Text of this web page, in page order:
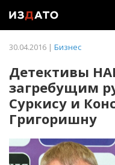
30.04.2016 | Бизнес
Детективы
загребущим
Суркису и
Григоришну